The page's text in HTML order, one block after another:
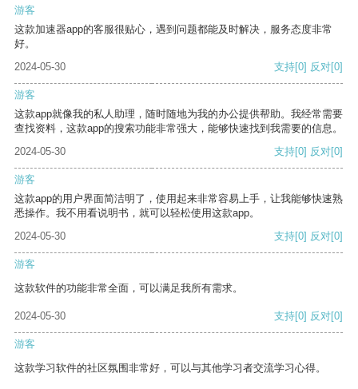
游客
这款加速器app的客服很贴心，遇到问题都能及时解决，服务态度非常
好。
2024-05-30
支持[0] 反对[0]
游客
这款app就像我的私人助理，随时随地为我的办公提供帮助。我经常需要
查找资料，这款app的搜索功能非常强大，能够快速找到我需要的信息。
2024-05-30
支持[0] 反对[0]
游客
这款app的用户界面简洁明了，使用起来非常容易上手，让我能够快速熟
悉操作。我不用看说明书，就可以轻松使用这款app。
2024-05-30
支持[0] 反对[0]
游客
这款软件的功能非常全面，可以满足我所有需求。
2024-05-30 支持[0] 反对[0]
游客
这款学习软件的社区氛围非常好，可以与其他学习者交流学习心得。